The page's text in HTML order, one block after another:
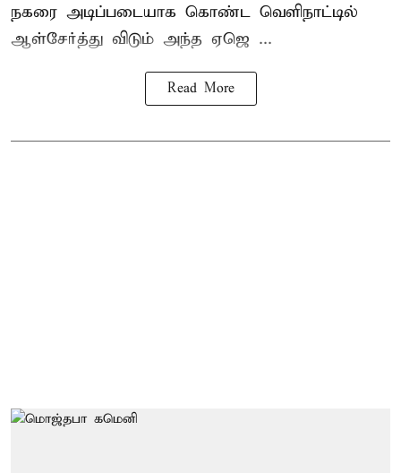
நகரை அடிப்படையாக கொண்ட வெளிநாட்டில்
ஆள்சேர்த்து விடும் அந்த ஏஜெ ...
Read More